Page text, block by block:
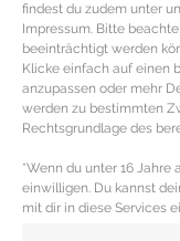
findest du zudem unter
Impressum. Bitte
beeinträchtigt werden
Klicke einfach auf einen
anzupassen oder mehr
werden zu bestimmten
Rechtsgrundlage des
*Wenn du unter 16
einwilligen. Du kannst
mit dir in diese Services
REZEPT –
Mini Cheesecake
Blaubeeren
Blaubeeren
Oreo